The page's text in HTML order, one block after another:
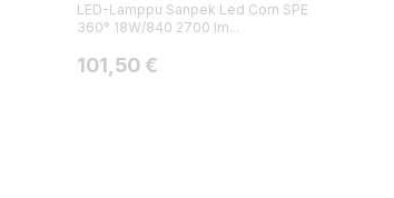
LED-Lamppu Sanpek Led Corn SPE
360° 18W/840 2700 lm...
Hinta
101,50 €